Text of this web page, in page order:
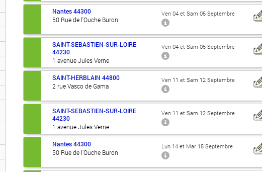
Nantes 44300
50 Rue de l'Ouche Buron
Ven 04 et Sam 05 Septembre
SAINT-SEBASTIEN-SUR-LOIRE
44230
1 avenue Jules Verne
Ven 04 et Sam 05 Septembre
SAINT-HERBLAIN 44800
2 rue Vasco de Gama
Ven 11 et Sam 12 Septembre
SAINT-SEBASTIEN-SUR-LOIRE
44230
1 avenue Jules Verne
Ven 11 et Sam 12 Septembre
Nantes 44300
50 Rue de l'Ouche Buron
Lun 14 et Mar 15 Septembre